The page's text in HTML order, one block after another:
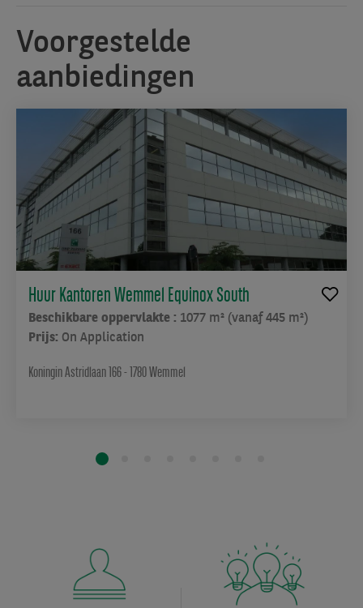
Voorgestelde
aanbiedingen
Huur Kantoren Wemmel Equinox South
Beschikbare oppervlakte : 1077 m² (vanaf 445 m²)
Prijs: On Application
Koningin Astridlaan 166 - 1780 Wemmel